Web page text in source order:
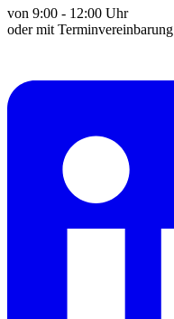
von 9:00 - 12:00 Uhr
oder mit Terminvereinbarung